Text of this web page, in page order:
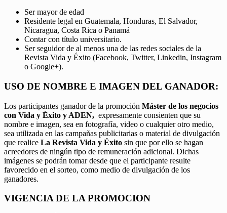
Ser mayor de edad
Residente legal en Guatemala, Honduras, El Salvador,
Nicaragua, Costa Rica o Panamá
Contar con título universitario.
Ser seguidor de al menos una de las redes sociales de la
Revista Vida y Éxito (Facebook, Twitter, Linkedin, Instagram
o Google+).
USO DE NOMBRE E IMAGEN DEL GANADOR:
Los participantes ganador de la promoción Máster de los negocios
con Vida y Éxito y ADEN, expresamente consienten que su
nombre e imagen, sea en fotografía, video o cualquier otro medio,
sea utilizada en las campañas publicitarias o material de divulgación
que realice La Revista Vida y Éxito sin que por ello se hagan
acreedores de ningún tipo de remuneración adicional. Dichas
imágenes se podrán tomar desde que el participante resulte
favorecido en el sorteo, como medio de divulgación de los
ganadores.
VIGENCIA DE LA PROMOCION